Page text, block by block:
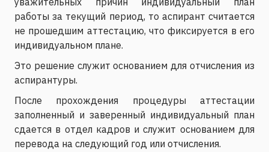
работы за текущий период, то аспирант считается
не прошедшим аттестацию, что фиксируется в его
индивидуальном плане.
Это решение служит основанием для отчисления из
аспирантуры.
После прохождения процедуры аттестации
заполненный и заверенный индивидуальный план
сдается в отдел кадров и служит основанием для
перевода на следующий год или отчисления.